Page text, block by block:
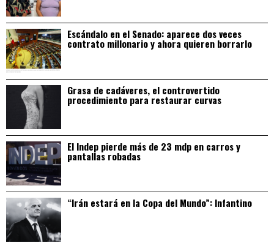
Escándalo en el Senado: aparece dos veces
contrato millonario y ahora quieren borrarlo
Grasa de cadáveres, el controvertido
procedimiento para restaurar curvas
El Indep pierde más de 23 mdp en carros y
pantallas robadas
“Irán estará en la Copa del Mundo”: Infantino